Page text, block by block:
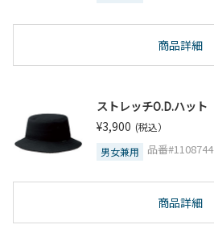
商品詳細
ストレッチO.D.ハット
¥3,900 (税込）
男女兼用
品番#1108744
商品詳細